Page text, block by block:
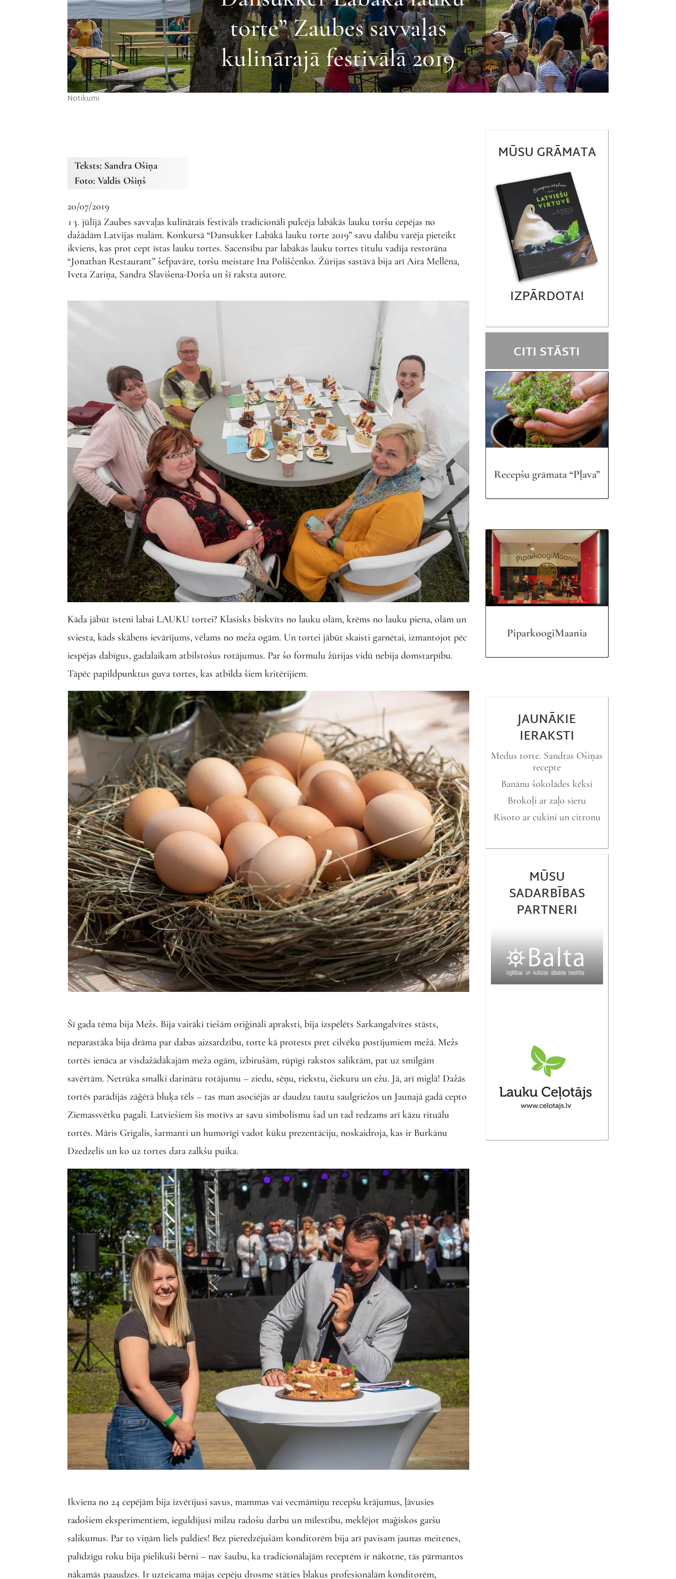
torte” Zaubes savvaļas
kulinārajā festivālā 2019
Notikumi
Teksts: Sandra Ošiņa
Foto: Valdis Ošiņš
20/07/2019
jūlijā Zaubes savvaļas kulinārais festivāls tradicionāli pulcēja labākās lauku toršu cepējas no
dažādām Latvijas malām. Konkursā “Dansukker Labākā lauku torte 2019” savu dalību varēja pieteikt
ikviens, kas prot cept īstas lauku tortes. Sacensību par labākās lauku tortes titulu vadīja restorāna
“Jonathan Restaurant” šefpavāre, toršu meistare Ina Poliščenko. Žūrijas sastāvā bija arī Aira Mellēna,
Iveta Zariņa, Sandra Slavišena-Dorša un šī raksta autore.
Kāda jābūt īsteni labai LAUKU tortei? Klasisks biskvīts no lauku olām, krēms no lauku piena, olām un
sviesta, kāds skābens ievārījums, vēlams no meža ogām. Un tortei jābūt skaisti garnētai, izmantojot pēc
iespējas dabīgus, gadalaikam atbilstošus rotājumus. Par šo formulu žūrijas vidū nebija domstarpību.
Tāpēc papildpunktus guva tortes, kas atbilda šiem kritērijiem.
Šī gada tēma bija Mežs. Bija vairāki tiešām oriģināli apraksti, bija izspēlēts Sarkangalvītes stāsts,
neparastāka bija drāma par dabas aizsardzību, torte kā protests pret cilvēku postījumiem mežā. Mežs
tortēs ienāca ar visdažādākajām meža ogām, izbirušām, rūpīgi rakstos saliktām, pat uz smilgām
savērtām. Netrūka smalki darinātu rotājumu – ziedu, sēņu, riekstu, čiekuru un ežu. Jā, arī miglā! Dažās
tortēs parādījās zāģētā bluķa tēls – tas man asociējās ar daudzu tautu saulgriežos un Jaunajā gadā cepto
Ziemassvētku pagali. Latviešiem šis motīvs ar savu simbolismu šad un tad redzams arī kāzu rituālu
tortēs. Māris Grigalis, šarmanti un humorīgi vadot kūku prezentāciju, noskaidroja, kas ir Burkānu
Dzedzelis un ko uz tortes dara zalkšu puika.
Ikviena no 24 cepējām bija izvētījusi savus, mammas vai vecmāmiņu recepšu krājumus, ļāvusies
radošiem eksperimentiem, ieguldījusi milzu radošu darbu un mīlestību, meklējot maģiskos garšu
salikumus. Par to viņām liels paldies! Bez pieredzējušām konditorēm bija arī pavisam jaunas meitenes,
palīdzīgu roku bija pielikuši bērni – nav šaubu, ka tradicionālajām receptēm ir nākotne, tās pārmantos
nākamās paaudzes. Ir uzteicama mājas cepēju drosme stāties blakus profesionālām konditorēm,
MŪSU GRĀMATA
IZPĀRDOTA!
CITI STĀSTI
Recepšu grāmata “Pļava”
PiparkoogiMaania
JAUNĀKIE
IERAKSTI
Medus torte. Sandras Ošiņas
recepte
Banānu šokolādes kēksi
Brokoļi ar zaļo sieru
Risoto ar cukini un citronu
MŪSU
SADARBĪBAS
PARTNERI